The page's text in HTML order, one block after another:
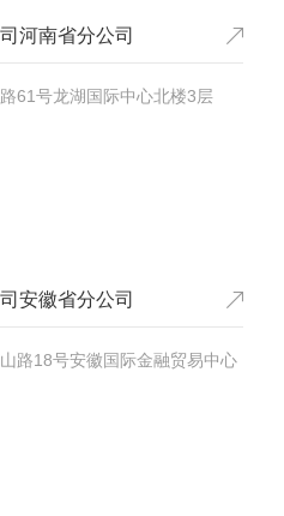
河南省分公司
61号龙湖国际中心北楼3层
安徽省分公司
路18号安徽国际金融贸易中心